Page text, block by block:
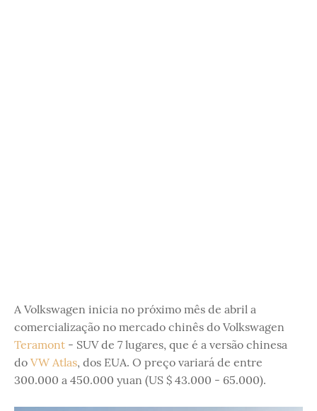
A Volkswagen inicia no próximo mês de abril a
comercialização no mercado chinês do Volkswagen
Teramont - SUV de 7 lugares, que é a versão chinesa
do VW Atlas, dos EUA. O preço variará de entre
300.000 a 450.000 yuan (US $ 43.000 - 65.000).